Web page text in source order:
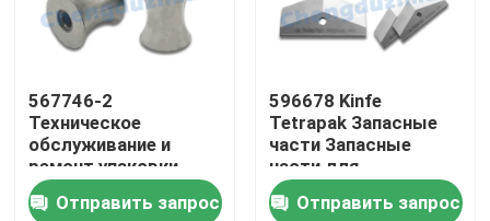
О нас
Путешествие фабрики
Проверка качества
567746-2
Техническое
обслуживание и
ремонт упаковки
Tetra
Отправить запрос
596678 Kinfe
Tetrapak Запасные
части Запасные
части для
обслуживания и
ремонта
Отправить запрос